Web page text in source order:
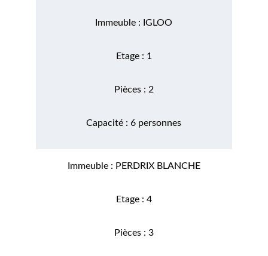
Immeuble : IGLOO
Etage : 1
Pièces : 2
Capacité : 6 personnes
Immeuble : PERDRIX BLANCHE
Etage : 4
Pièces : 3